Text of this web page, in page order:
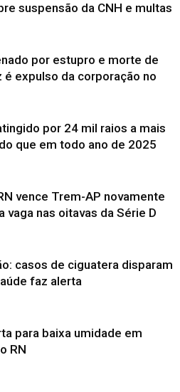
suspensão da CNH e multas
por estupro e morte de
é expulso da corporação no
por 24 mil raios a mais
que em todo ano de 2025
vence Trem-AP novamente
vaga nas oitavas da Série D
casos de ciguatera disparam
faz alerta
para baixa umidade em
RN